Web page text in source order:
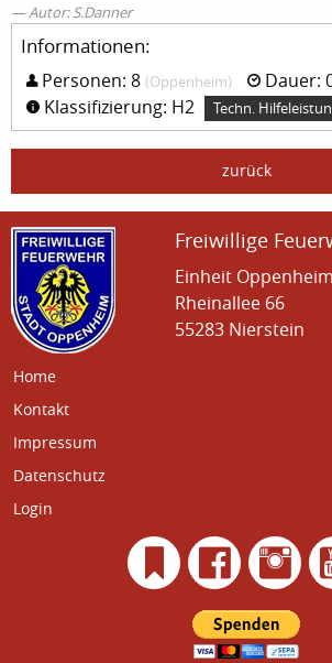
Autor: S.Danner
Informationen:
Personen: 8 (Oppenheim)
Dauer:
Klassifizierung: H2
Techn.
zurück
Freiwillige
Einheit Oppenheim
Rheinallee 66
55283 Nierstein
Home
Kontakt
Impressum
Datenschutz
Login